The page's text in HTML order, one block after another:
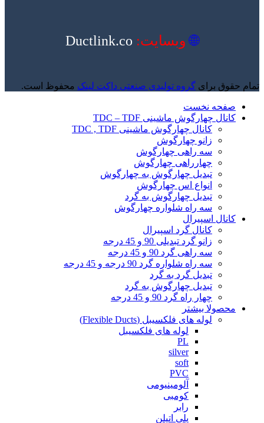
🌐 وبسایت:
تمام حقوق برای گروه تولیدی صنعتی داکت لینک محفوظ است.
صفحه نخست
کانال چهارگوش ماشینی TDC – TDF
کانال چهارگوش ماشینی TDC , TDF
زانو چهارگوش
سه راهی چهارگوش
چهارراهی چهارگوش
تبدیل چهارگوش به چهارگوش
انواع اس چهارگوش
تبدیل چهارگوش به گرد
سه راه شلواره چهارگوش
کانال اسپیرال
کانال گرد اسپیرال
زانو گرد تبدیلی 90 و 45 درجه
سه راهی گرد 90 و 45 درجه
سه راه شلواره گرد 90 درجه و 45 درجه
تبدیل گرد به گرد
تبدیل چهارگوش به گرد
چهار راه گرد 90 و 45 درجه
محصولا بیشتر
لوله های فلکسیبل (Flexible Ducts)
لوله های فلکسیبل
PL
silver
soft
PVC
آلومینیومی
کومبی
رابر
پلی اتیلن